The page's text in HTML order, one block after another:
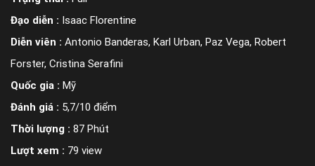
Đạo diễn : Isaac Florentine
Diễn viên : Antonio Banderas, Karl Urban, Paz Vega, Robert
Forster, Cristina Serafini
Quốc gia : Mỹ
Đánh giá : 5,7/10 điểm
Thời lượng : 87 Phút
Lượt xem : 79 view